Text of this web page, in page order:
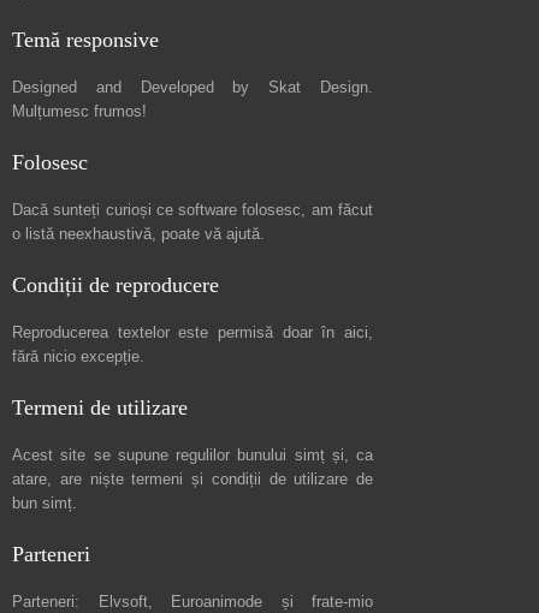
Temă responsive
Designed and Developed by Skat Design.
Mulțumesc frumos!
Folosesc
Dacă sunteți curioși ce software folosesc, am făcut
o listă neexhaustivă, poate vă ajută.
Condiții de reproducere
Reproducerea textelor este permisă doar în aici,
fără nicio excepție.
Termeni de utilizare
Acest site se supune regulilor bunului simț și, ca
atare, are niștetermeni și condiții de utilizare de
bun simț.
Parteneri
Parteneri: Elvsoft, Euroanimode și frate-mio